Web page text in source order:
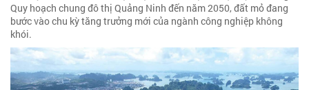
Quy hoạch chung đô thị Quảng Ninh đến năm 2050, đất mỏ đang
bước vào chu kỳ tăng trưởng mới của ngành công nghiệp không
khói.